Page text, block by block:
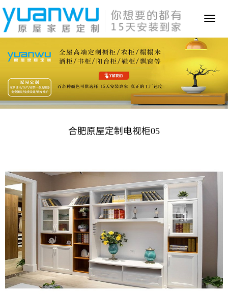
Toggle
合肥原屋定制电视柜05